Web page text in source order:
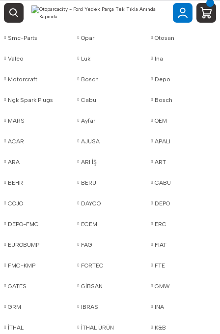
Smc-Parts Opar Otosan
Valeo Luk Ina
Motorcraft Bosch Depo
Ngk Spark Plugs Cabu Bosch
MARS Ayfar OEM
ACAR AJUSA APALI
ARA ARI İŞ ART
BEHR BERU CABU
COJO DAYCO DEPO
DEPO-FMC ECEM ERC
EUROBUMP FAG FIAT
FMC-KMP FORTEC FTE
GATES GİBSAN GMW
GRM IBRAS INA
İTHAL İTHAL ÜRÜN K&B